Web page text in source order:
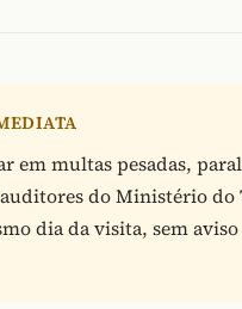
em multas pesadas,
do Ministério
dia da visita, sem